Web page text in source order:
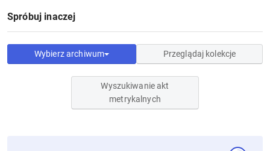
Spróbuj inaczej
Wybierz archiwum Przeglądaj kolekcje
Wyszukiwanie akt
metrykalnych